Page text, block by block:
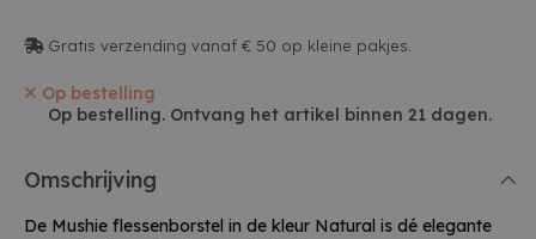
Gratis verzending vanaf € 50 op kleine pakjes.
Op bestelling
Op bestelling. Ontvang het artikel binnen 21 dagen.
Omschrijving
De Mushie flessenborstel in de kleur Natural is dé elegante